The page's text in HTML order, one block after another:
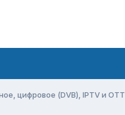
цифровое (DVB), IPTV и OTT